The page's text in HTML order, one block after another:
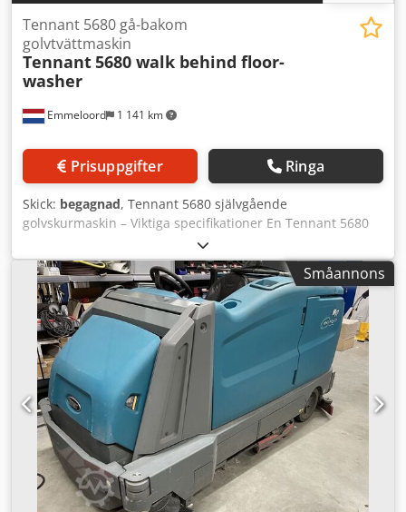
Emmeloord 1 141 km
Tennant 5680 gå-bakom
golvtvättmaskin
Tennant5680 walk behind floor-
washer
Prisuppgifter Ringa
Skick: begagnad, Tennant 5680 självgående
golvskurmaskin – Viktiga specifikationer En Tennant 5680
batteridriven självgående golvskurmaskin, perfekt för
kommersiella och industriella rengöringsapplikationer.
Denna modell är känd för sin hållbarhet, pålitlighet och
utmärkta rengöringsprestanda – idealisk för lagerlokaler,
produktionsgolv, stormarknader, vårdinrättningar och
entreprenadstädning. Csdpfsx Szwbex Amverf - Modell:
Tennant 5680 (batteridriven självgående skurmaskin) -
Renvattentank: 114 liter (30 US gallon) - Smutsvattentank:
151 liter (40 US gallon) - Borstmotorer: 2 x 0,75 hk (0,5 kW) -
Borshastigheter: - Skivborste: 200 varv/min - Cylindrisk
borste: 750 varv/min - Sugmotor: 0,8 hk, 3-stegs -
Batteripaket: 36 V (Standard ca 240 Ah) - Maskinvikt (med
batterier): ca 365 kg (ca 805 lb) - Ljudnivå: ca 75 dBA -
Uppskattad rengöringskapacitet: upp till ca 2 845 m²/h (ca
Småannons